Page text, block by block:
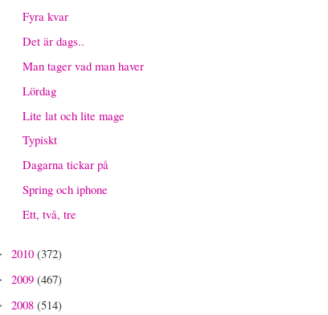
Fyra kvar
Det är dags..
Man tager vad man haver
Lördag
Lite lat och lite mage
Typiskt
Dagarna tickar på
Spring och iphone
Ett, två, tre
2010 (372)
2009 (467)
2008 (514)